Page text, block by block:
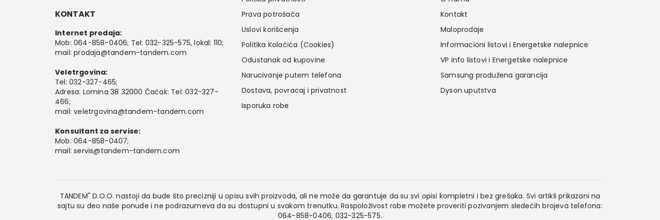
KONTAKT
Internet prodaja:
Mob: 064-858-0406; Tel: 032-325-575, lokal: 110;
mail:prodaja@tandem-tandem.com
Veletrgovina:
Tel: 032-327-465;
Adresa: Lomina 38 32000 Čačak: Tel: 032-327-
466;
mail:veletrgovina@tandem-tandem.com
Konsultant za servise:
Mob: 064-858-0407;
mail:servis@tandem-tandem.com
Prava potrošača
Uslovi korišcenja
Politika Kolačića (Cookies)
Odustanak od kupovine
Narucivanje putem telefona
Dostava, povracaj i privatnost
Isporuka robe
Kontakt
Maloprodaje
Informacioni listovi i Energetske nalepnice
VP info listovi i Energetske nalepnice
Samsung produžena garancija
Dyson uputstva
TANDEM" D.O.O. nastoji da bude što precizniji u opisu svih proizvoda, ali ne može da garantuje da su svi opisi kompletni i bez grešaka. Svi artikli prikazani na
sajtu su deo naše ponude i ne podrazumeva da su dostupni u svakom trenutku. Raspoloživost robe možete proveriti pozivanjem sledećih brojeva telefona:
064-858-0406; 032-325-575.